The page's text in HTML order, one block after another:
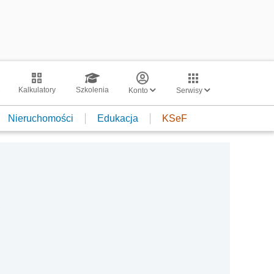
Kalkulatory Szkolenia Konto Serwisy
Nieruchomości Edukacja KSeF